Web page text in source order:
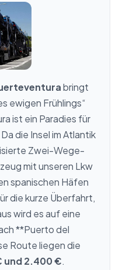
bringt
ewigen Frühlings“
ist ein Paradies für
die Insel im Atlantik
Zwei-Wege-
mit unseren Lkw
spanischen Häfen
die kurze Überfahrt,
wird es auf eine
**Puerto del
Route liegen die
und 2.400 €.